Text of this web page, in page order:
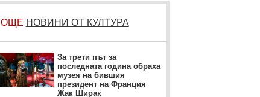
ОЩЕ НОВИНИ ОТ КУЛТУРА
За трети път за
последната година обраха
музея на бившия
президент на Франция
Жак Ширак